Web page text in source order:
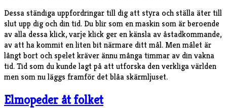
Dessa ständiga uppfordringar till dig att styra och ställa äter till
slut upp dig och din tid. Du blir som en maskin som är beroende
av alla dessa klick, varje klick ger en känsla av åstadkommande,
av att ha kommit en liten bit närmare ditt mål. Men målet är
långt bort och spelet kräver ännu många timmar av din vakna
tid. Tid som du kunde lagt på att utforska den verkliga världen
men som nu läggs framför det blåa skärmljuset.
Elmopeder åt folket